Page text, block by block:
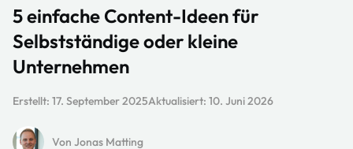
5 einfache Content-Ideen für
Selbstständige oder kleine
Unternehmen
Erstellt: 17. September 2025Aktualisiert: 10. Juni 2026
Von Jonas Matting